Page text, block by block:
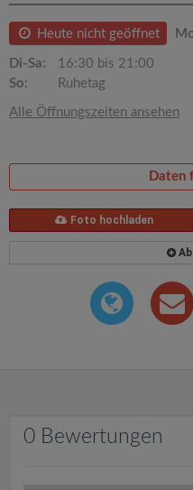
Heute nicht geöffnet
Di-Sa:
16:30 bis 21:00
So:
Ruhetag
Alle Öffnungszeiten ansehen
Daten
Foto hochladen
0 Bewertungen
t